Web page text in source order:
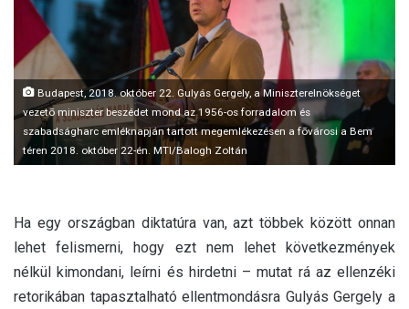
a
l
Budapest, 2018. október 22. Gulyás Gergely, a Miniszterelnökséget
vezetõ miniszter beszédet mond az 1956-os forradalom és
szabadságharc emléknapján tartott megemlékezésen a fõvárosi a Bem
téren 2018. október 22-én. MTI/Balogh Zoltán
Ha egy országban diktatúra van, azt többek között onnan
lehet felismerni, hogy ezt nem lehet következmények
nélkül kimondani, leírni és hirdetni – mutat rá az ellenzéki
retorikában tapasztalható ellentmondásra Gulyás Gergely a